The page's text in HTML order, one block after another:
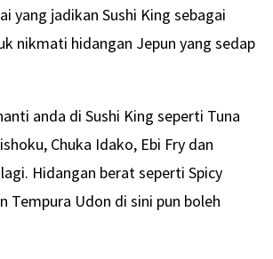
yang jadikan Sushi King sebagai
nikmati hidangan Jepun yang sedap
anda di Sushi King seperti Tuna
Chuka Idako, Ebi Fry dan
Hidangan berat seperti Spicy
Tempura Udon di sini pun boleh